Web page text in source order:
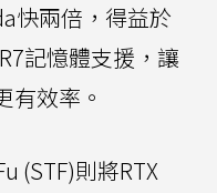
快兩倍，得益於
記憶體支援，讓
有效率。
(STF)則將RTX